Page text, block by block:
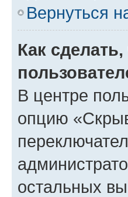
Вернуться
Как
В центре
опцию
остальных